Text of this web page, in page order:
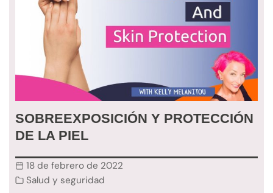
SOBREEXPOSICIÓN Y PROTECCIÓN
DE LA PIEL
18 de febrero de 2022
Salud y seguridad